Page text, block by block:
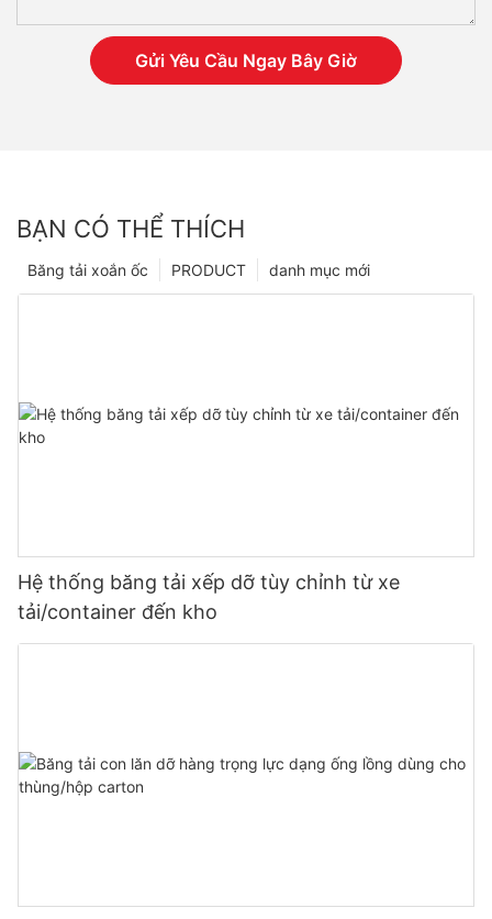
Gửi Yêu Cầu Ngay Bây Giờ
BẠN CÓ THỂ THÍCH
danh mục mới
PRODUCT
Băng tải xoắn ốc
Hệ thống băng tải xếp dỡ tùy chỉnh từ xe
tải/container đến kho